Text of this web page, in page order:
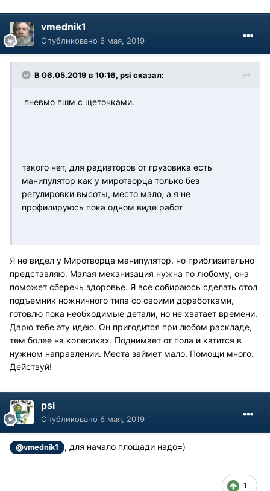
vmednik1
Опубликовано 6 мая, 2019
В 06.05.2019 в 10:16, psi сказал:
пневмо пшм с щеточками.
такого нет, для радиаторов от грузовика есть
манипулятор как у миротворца только без
регулировки высоты, место мало, а я не
профилируюсь пока одном виде работ
Я не видел у Миротворца манипулятор, но приблизительно
представляю. Малая механизация нужна по любому, она
поможет сберечь здоровье. Я все собираюсь сделать стол
подъемник ножничного типа со своими доработками,
готовлю пока необходимые детали, но не хватает времени.
Дарю тебе эту идею. Он пригодится при любом раскладе,
тем более на колесиках. Поднимает от пола и катится в
нужном направлении. Места займет мало. Помощи много.
Действуй!
psi
Опубликовано 6 мая, 2019
@vmednik1 , для начало площади надо=)
1